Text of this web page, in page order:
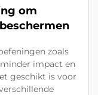
om
zoals
impact en
geschikt is voor